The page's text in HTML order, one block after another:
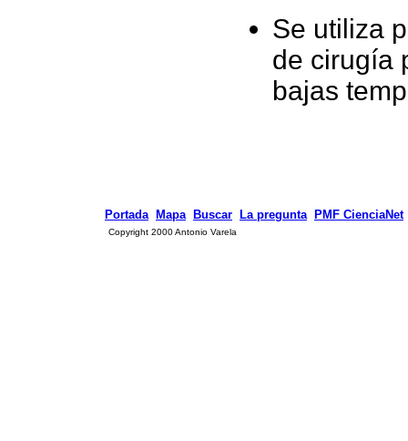
Se utiliza
de cirugía
bajas
Portada Mapa Buscar La pregunta PMF CienciaNet
Copyright 2000 Antonio Varela